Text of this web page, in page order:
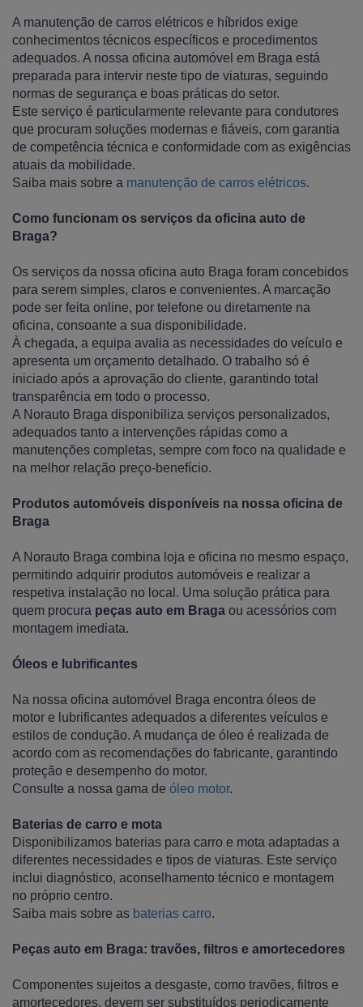
A manutenção de carros elétricos e híbridos exige
conhecimentos técnicos específicos e procedimentos
adequados. A nossa oficina automóvel em Braga está
preparada para intervir neste tipo de viaturas, seguindo
normas de segurança e boas práticas do setor.
Este serviço é particularmente relevante para condutores
que procuram soluções modernas e fiáveis, com garantia
de competência técnica e conformidade com as exigências
atuais da mobilidade.
Saiba mais sobre a manutenção de carros elétricos.
Como funcionam os serviços da oficina auto de
Braga?
Os serviços da nossa oficina auto Braga foram concebidos
para serem simples, claros e convenientes. A marcação
pode ser feita online, por telefone ou diretamente na
oficina, consoante a sua disponibilidade.
À chegada, a equipa avalia as necessidades do veículo e
apresenta um orçamento detalhado. O trabalho só é
iniciado após a aprovação do cliente, garantindo total
transparência em todo o processo.
A Norauto Braga disponibiliza serviços personalizados,
adequados tanto a intervenções rápidas como a
manutenções completas, sempre com foco na qualidade e
na melhor relação preço-benefício.
Produtos automóveis disponíveis na nossa oficina de
Braga
A Norauto Braga combina loja e oficina no mesmo espaço,
permitindo adquirir produtos automóveis e realizar a
respetiva instalação no local. Uma solução prática para
quem procura peças auto em Braga ou acessórios com
montagem imediata.
Óleos e lubrificantes
Na nossa oficina automóvel Braga encontra óleos de
motor e lubrificantes adequados a diferentes veículos e
estilos de condução. A mudança de óleo é realizada de
acordo com as recomendações do fabricante, garantindo
proteção e desempenho do motor.
Consulte a nossa gama de óleo motor.
Baterias de carro e mota
Disponibilizamos baterias para carro e mota adaptadas a
diferentes necessidades e tipos de viaturas. Este serviço
inclui diagnóstico, aconselhamento técnico e montagem
no próprio centro.
Saiba mais sobre as baterias carro.
Peças auto em Braga: travões, filtros e amortecedores
Componentes sujeitos a desgaste, como travões, filtros e
amortecedores, devem ser substituídos periodicamente